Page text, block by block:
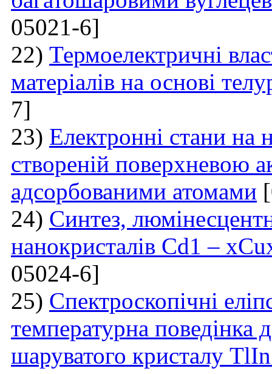
05021-6]
22) Термоелектричні
матеріалів на основі
7]
23) Електронні стани на
створеній поверхневою
адсорбованими атомами
24) Синтез,
нанокристалів Cd1 –
05024-6]
25) Спектроскопічні
температурна поведінка
шаруватого кристалу